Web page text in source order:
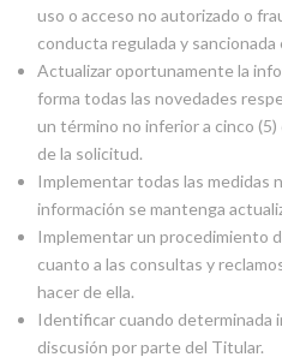
uso o acceso no autorizado o
conducta regulada y
Actualizar oportunamente la
forma todas las novedades
un término no inferior a cinco
de la solicitud.
Implementar todas las medidas
información se mantenga
Implementar un procedimiento
cuanto a las consultas y
hacer de ella.
Identificar cuando determinada
discusión por parte del Titular.